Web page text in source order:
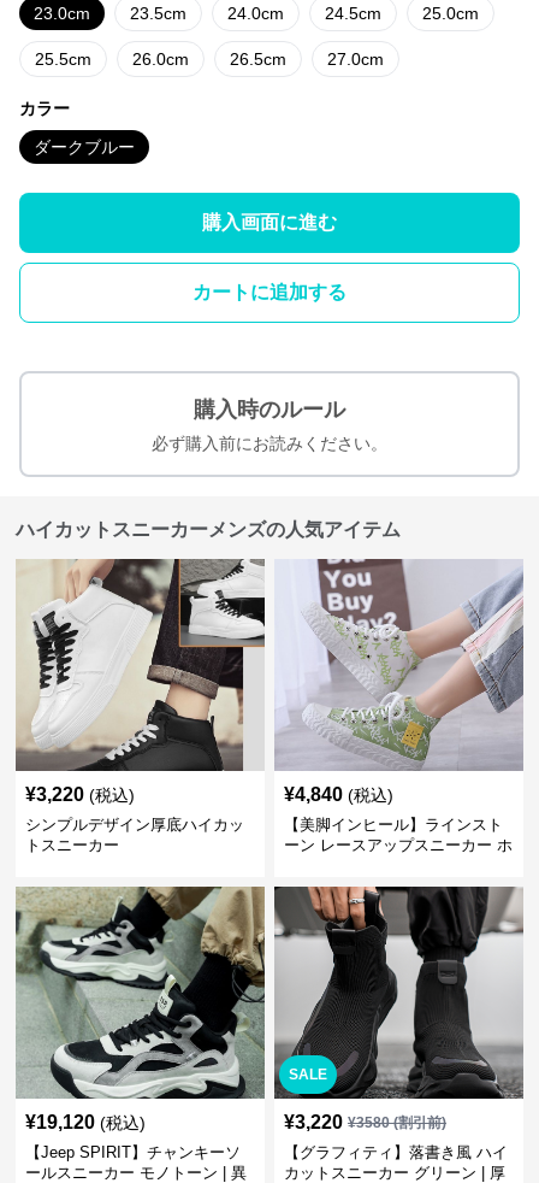
23.0cm 23.5cm 24.0cm 24.5cm 25.0cm
25.5cm 26.0cm 26.5cm 27.0cm
カラー
ダークブルー
購入画面に進む
カートに追加する
購入時のルール
必ず購入前にお読みください。
ハイカットスニーカーメンズの人気アイテム
¥3,220 (税込)
シンプルデザイン厚底ハイカッ
トスニーカー
¥4,840 (税込)
【美脚インヒール】ラインスト
ーン レースアップスニーカー ホ
¥19,120 (税込)
【Jeep SPIRIT】チャンキーソ
ールスニーカー モノトーン | 異
SALE
¥3,220 ¥3580(割引前)
【グラフィティ】落書き風 ハイ
カットスニーカー グリーン | 厚